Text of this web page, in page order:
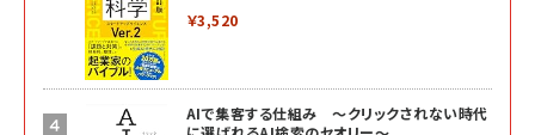
￥3,520
AIで集客する仕組み ～クリックされない時代